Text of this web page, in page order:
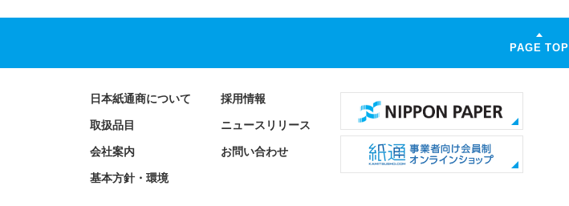
PAGE TOP
日本紙通商について
取扱品目
会社案内
基本方針・環境
採用情報
ニュースリリース
お問い合わせ